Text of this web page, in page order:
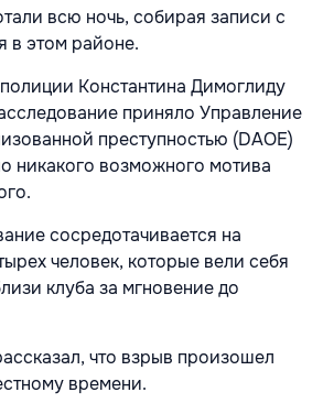
всю ночь, собирая записи с
в этом районе.
Константина Димоглиду
приняло Управление
преступностью (DAOE)
никакого возможного мотива
сосредотачивается на
человек, которые вели себя
клуба за мгновение до
что взрыв произошел
времени.